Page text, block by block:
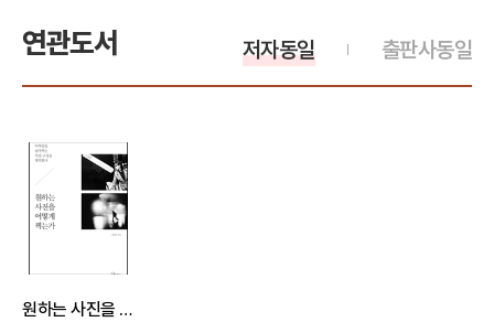
연관도서 출판사동일
저자동일
원하는 사진을 어떻게 찍는가